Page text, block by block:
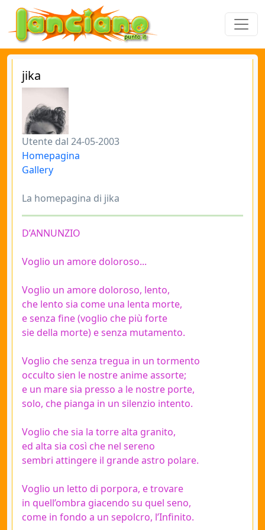
jika
Utente dal 24-05-2003
Homepagina
Gallery
La homepagina di jika
D’ANNUNZIO
Voglio un amore doloroso...
Voglio un amore doloroso, lento,
che lento sia come una lenta morte,
e senza fine (voglio che più forte
sie della morte) e senza mutamento.
Voglio che senza tregua in un tormento
occulto sien le nostre anime assorte;
e un mare sia presso a le nostre porte,
solo, che pianga in un silenzio intento.
Voglio che sia la torre alta granito,
ed alta sia così che nel sereno
sembri attingere il grande astro polare.
Voglio un letto di porpora, e trovare
in quell’ombra giacendo su quel seno,
come in fondo a un sepolcro, l’Infinito.